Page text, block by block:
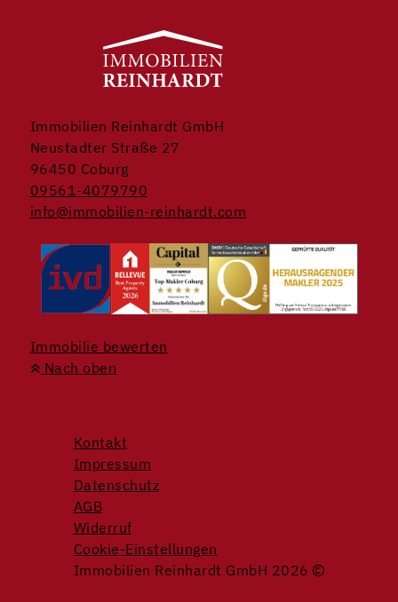
Immobilien Reinhardt GmbH
Neustadter Straße 27
96450 Coburg
09561-4079790
info@immobilien-reinhardt.com
Nach oben
Immobilie bewerten
Kontakt
Impressum
Datenschutz
AGB
Widerruf
Cookie-Einstellungen
Immobilien Reinhardt GmbH 2026